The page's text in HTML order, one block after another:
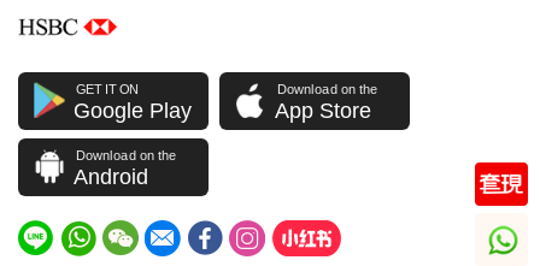
GET IT ON
Google Play
Download on the
App Store
Download on the
Android